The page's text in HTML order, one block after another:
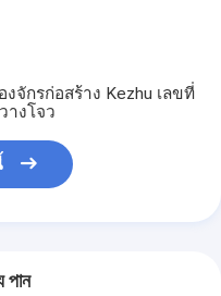
งจักรก่อสร้าง Kezhu เลขที่
างโจว
পান